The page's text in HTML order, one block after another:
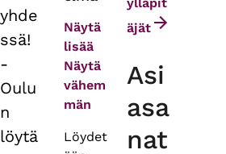
yhde
ssä!
-
Oulu
n
löytä
Näytä
lisää
Näytä
vähem
män
Löydet
äjät
Asi
asa
nat